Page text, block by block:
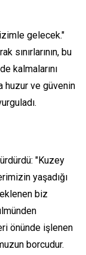
gelecek."
sınırlarının, bu
kalmalarını
huzur ve güvenin
"Kuzey
yaşadığı
biz
önünde işlenen
borcudur.